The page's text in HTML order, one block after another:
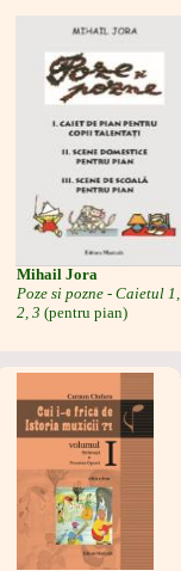
Mihail Jora
Poze si pozne - Caietul 1,
2, 3 (pentru pian)